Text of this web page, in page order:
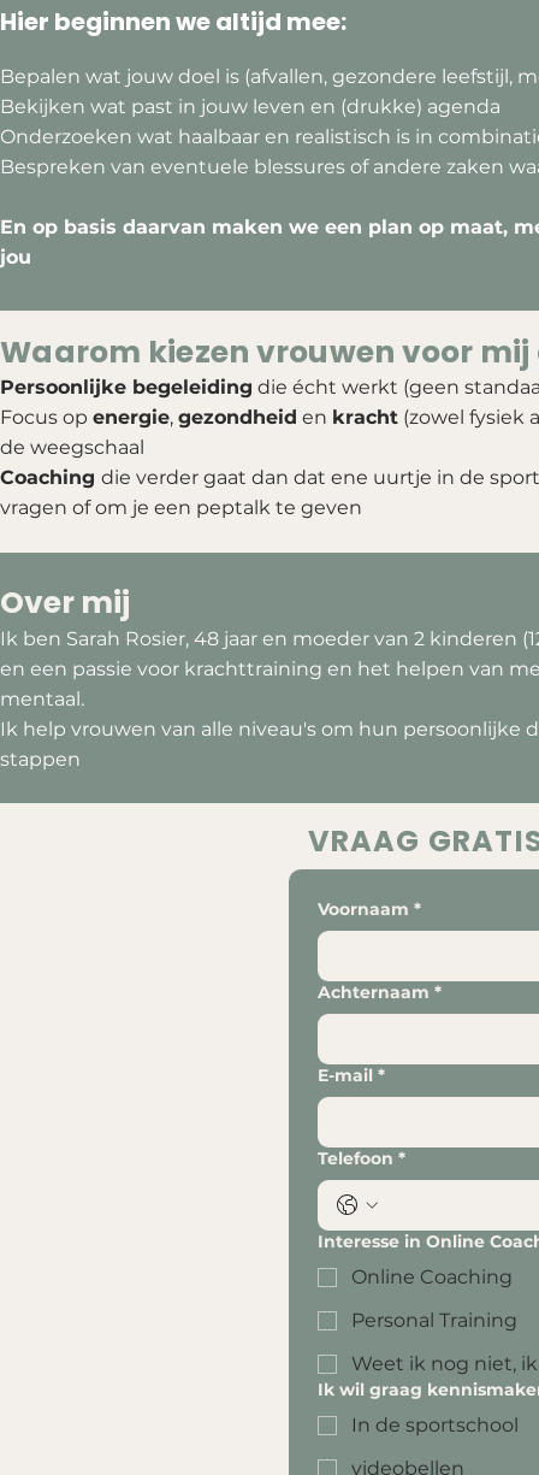
Hier beginnen we altijd mee:
Bepalen wat jouw doel is (afvallen, gezondere leefstijl,
Bekijken wat past in jouw leven en (drukke) agenda
Onderzoeken wat haalbaar en realistisch is in
Bespreken van eventuele blessures of andere zaken
En op basis daarvan maken we een plan op maat,
jou
Waarom kiezen vrouwen voor
Persoonlijke begeleiding die écht werkt (geen
Focus op energie, gezondheid en kracht (zowel fysiek
de weegschaal
Coaching die verder gaat dan dat ene uurtje in de
vragen of om je een peptalk te geven
Over mij
Ik ben Sarah Rosier, 48 jaar en moeder van 2 kinderen
en een passie voor krachttraining en het helpen van
mentaal.
Ik help vrouwen van alle niveau's om hun
stappen
VRAAG
Voornaam *
Achternaam *
E-mail *
Telefoon *
Interesse in Online
Online Coaching
Personal Training
Weet ik nog niet,
Ik wil graag
In de sportschool
videobellen